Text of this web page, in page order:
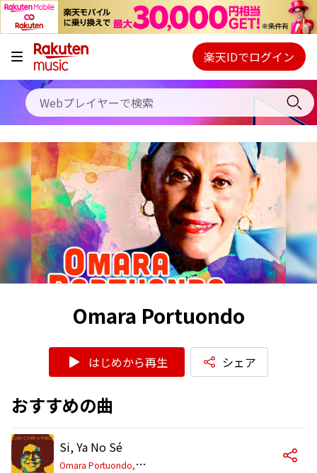
キャンペーン
料金プラン
使い方
初回30日間無料お試し
Webプレイヤー
ご契約内容の確認・変更
楽天IDでログイン
Omara Portuondo
はじめから再生 シェア
おすすめの曲
Si, Ya No Sé
O
mara Portuondo,Juanito Márquez y Su Combo